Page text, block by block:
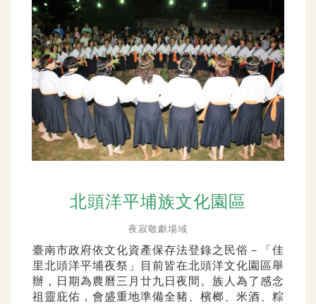
北頭洋平埔族文化園區
夜寂敬獻場域
臺南市政府依文化資產保存法登錄之民俗－「佳
里北頭洋平埔夜祭」目前皆在北頭洋文化園區舉
辦，日期為農曆三月廿九日夜間。族人為了感念
祖靈庇佑，會盛重地準備全豬、檳榔、米酒、粽